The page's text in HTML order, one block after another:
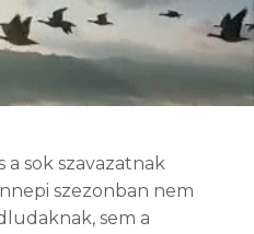
a sok szavazatnak
szezonban nem
sem a